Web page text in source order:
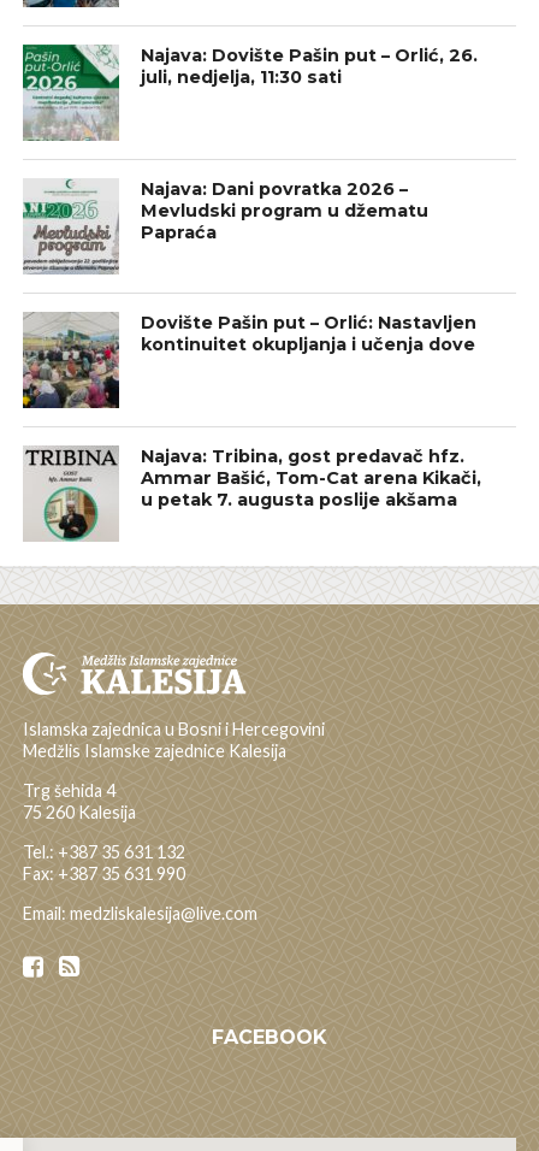
Najava: Dovište Pašin put – Orlić, 26.
juli, nedjelja, 11:30 sati
Najava: Dani povratka 2026 –
Mevludski program u džematu
Papraća
Dovište Pašin put – Orlić: Nastavljen
kontinuitet okupljanja i učenja dove
Najava: Tribina, gost predavač hfz.
Ammar Bašić, Tom-Cat arena Kikači,
u petak 7. augusta poslije akšama
Islamska zajednica u Bosni i Hercegovini
Medžlis Islamske zajednice Kalesija
Trg šehida 4
75 260 Kalesija
Tel.: +387 35 631 132
Fax: +387 35 631 990
Email: medzliskalesija@live.com
FACEBOOK